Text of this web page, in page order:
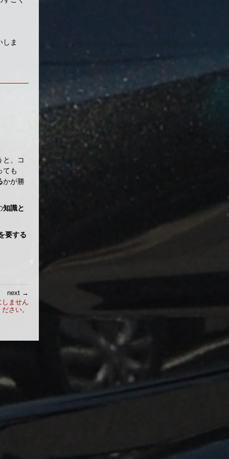
しま
、コ
ても
かが勝
知識と
要する
next →
ません
さい。